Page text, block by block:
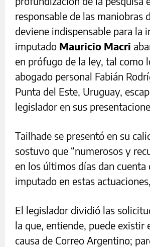
responsable de las maniobras
deviene indispensable para la
imputado Mauricio Macri
en prófugo de la ley, tal como
abogado personal Fabián
Punta del Este, Uruguay,
legislador en sus
Tailhade se presentó en su
sostuvo que “numerosos y
en los últimos días dan cuenta
imputado en estas
El legislador dividió las
la que, entiende, puede existir
causa de Correo Argentino;